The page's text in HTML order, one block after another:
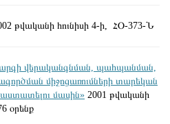
թվականի հունիսի 4-ի, ՀՕ-373-Ն
վերականգնման, պահպանման,
միջոցառումների տարեկան
մասին» 2001 թվականի
օրենք